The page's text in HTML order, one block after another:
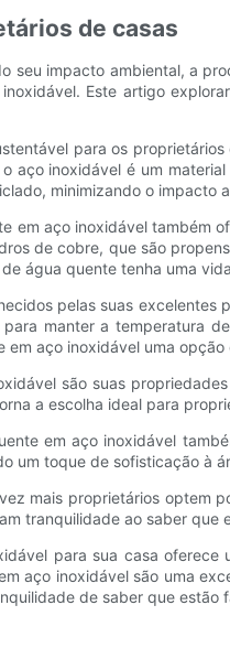
de casas
seu impacto ambiental, a
Este artigo
para os
aço inoxidável é um
minimizando o impacto
em aço inoxidável
de cobre, que são
água quente tenha uma
pelas suas
manter a temperatura
aço inoxidável uma
são suas
a escolha ideal para
em aço inoxidável
um toque de sofisticação à
mais proprietários
tranquilidade ao saber que
para sua casa
aço inoxidável são uma
de saber que estão